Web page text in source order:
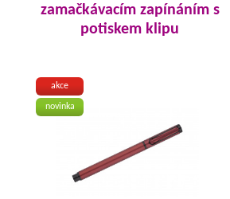
zamačkávacím zapínáním s
potiskem klipu
akce
novinka